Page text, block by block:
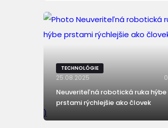
)
TECHNOLÓGIE
25.08.2025 0
Neuveriteľná robotická ruka hýbe
prstami rýchlejšie ako človek